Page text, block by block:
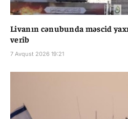
Livanın cənubunda məscid
verib
7 Avqust 2026 19:21